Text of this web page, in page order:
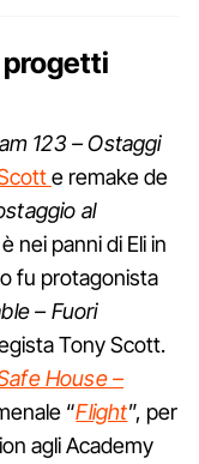
123 – Ostaggi
e remake de
al
nei panni di Eli in
fu protagonista
– Fuori
Tony Scott.
House –
“Flight”, per
agli Academy